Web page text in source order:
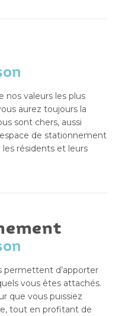
nos valeurs les plus
aurez toujours la
sont chers, aussi
de stationnement
résidents et leurs
permettent d’apporter
vous êtes attachés.
que vous puissiez
tout en profitant de